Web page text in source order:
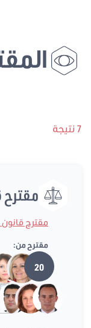
7 نتيجة
مقترح
مقترح قانون عدد
مقترح من:
20